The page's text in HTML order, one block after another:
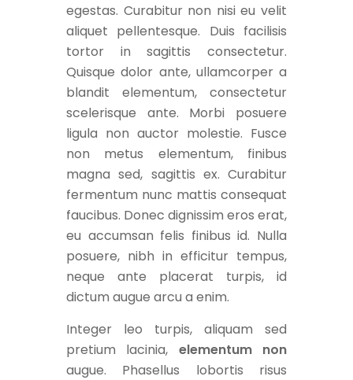
egestas. Curabitur non nisi eu velit
aliquet pellentesque. Duis facilisis
tortor in sagittis consectetur.
Quisque dolor ante, ullamcorper a
blandit elementum, consectetur
scelerisque ante. Morbi posuere
ligula non auctor molestie. Fusce
non metus elementum, finibus
magna sed, sagittis ex. Curabitur
fermentum nunc mattis consequat
faucibus. Donec dignissim eros erat,
eu accumsan felis finibus id. Nulla
posuere, nibh in efficitur tempus,
neque ante placerat turpis, id
dictum augue arcu a enim.
Integer leo turpis, aliquam sed
pretium lacinia, elementum non
augue. Phasellus lobortis risus